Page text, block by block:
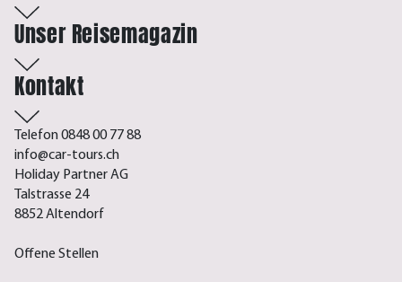
Unser Reisemagazin
Kontakt
Telefon 0848 00 77 88
info@car-tours.ch
Holiday Partner AG
Talstrasse 24
8852 Altendorf
Offene Stellen